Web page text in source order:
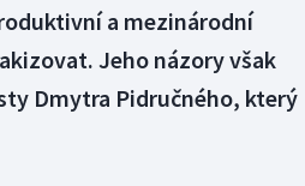
a mezinárodní
Jeho názory však
Dmytra Pidručného, který